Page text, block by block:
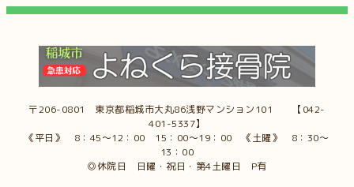
〒206-0801 東京都稲城市大丸86浅野マンション101 【042-
401-5337】
《平日》 8：45～12：00 15：00～19：00 《土曜》 8：30～
13：00
◎休院日 日曜・祝日・第4土曜日 P有